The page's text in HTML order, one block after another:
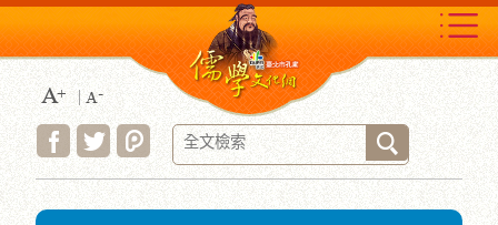
到
主
要
內
容
區
塊